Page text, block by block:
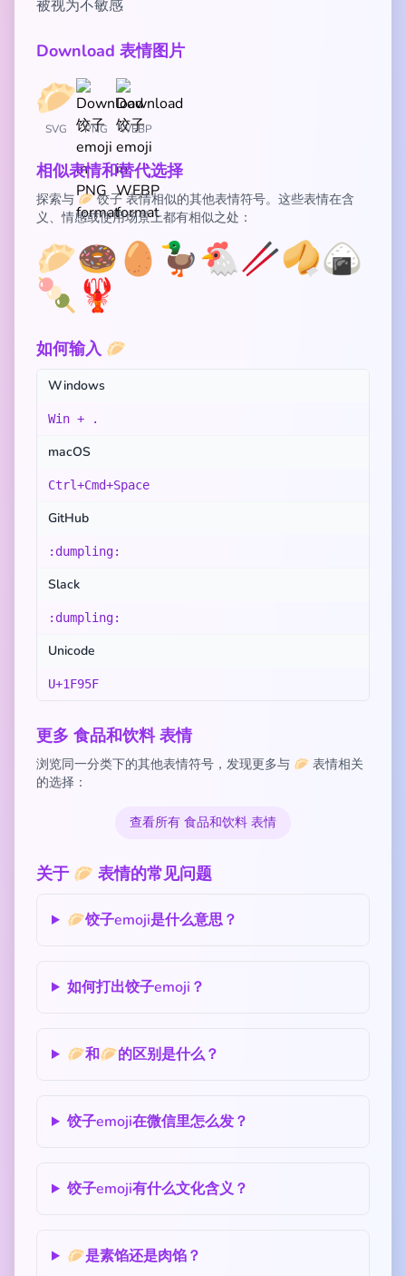
被视为不敏感
Download 表情图片
SVG PNG WEBP
相似表情和替代选择
探索与 🥟 饺子 表情相似的其他表情符号。这些表情在含
义、情感或使用场景上都有相似之处：
🥟🍩🥚 🦆🐔🥢🥠🍙
🍡 🦞
如何输入 🥟
Windows
Win + .
macOS
Ctrl+Cmd+Space
GitHub
:dumpling:
Slack
:dumpling:
Unicode
U+1F95F
更多 食品和饮料 表情
浏览同一分类下的其他表情符号，发现更多与 🥟 表情相关
的选择：
查看所有 食品和饮料 表情
关于 🥟 表情的常见问题
🥟饺子emoji是什么意思？
如何打出饺子emoji？
🥟和🥟的区别是什么？
饺子emoji在微信里怎么发？
饺子emoji有什么文化含义？
🥟是素馅还是肉馅？